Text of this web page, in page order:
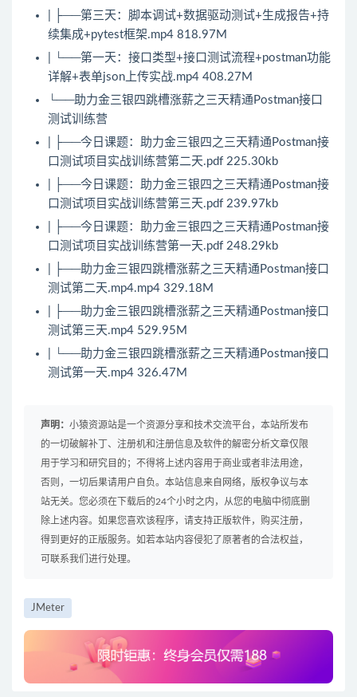
| ├──第三天：脚本调试+数据驱动测试+生成报告+持
续集成+pytest框架.mp4 818.97M
| └──第一天：接口类型+接口测试流程+postman功能
详解+表单json上传实战.mp4 408.27M
└──助力金三银四跳槽涨薪之三天精通Postman接口
测试训练营
| ├──今日课题：助力金三银四之三天精通Postman接
口测试项目实战训练营第二天.pdf 225.30kb
| ├──今日课题：助力金三银四之三天精通Postman接
口测试项目实战训练营第三天.pdf 239.97kb
| ├──今日课题：助力金三银四之三天精通Postman接
口测试项目实战训练营第一天.pdf 248.29kb
| ├──助力金三银四跳槽涨薪之三天精通Postman接口
测试第二天.mp4.mp4 329.18M
| ├──助力金三银四跳槽涨薪之三天精通Postman接口
测试第三天.mp4 529.95M
| └──助力金三银四跳槽涨薪之三天精通Postman接口
测试第一天.mp4 326.47M
声明： 小猿资源站是一个资源分享和技术交流平台，本站所发布
的一切破解补丁、注册机和注册信息及软件的解密分析文章仅限
用于学习和研究目的；不得将上述内容用于商业或者非法用途，
否则，一切后果请用户自负。本站信息来自网络，版权争议与本
站无关。您必须在下载后的24个小时之内，从您的电脑中彻底删
除上述内容。如果您喜欢该程序，请支持正版软件，购买注册，
得到更好的正版服务。如若本站内容侵犯了原著者的合法权益，
可联系我们进行处理。
JMeter